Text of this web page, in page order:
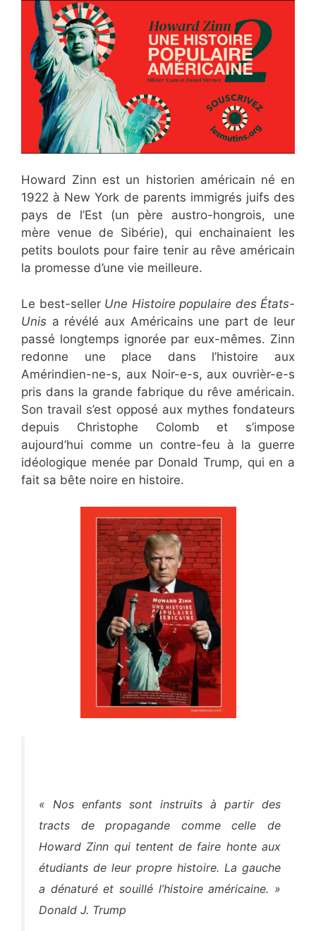
Howard Zinn est un historien américain né en
1922 à New York de parents immigrés juifs des
pays de l’Est (un père austro-hongrois, une
mère venue de Sibérie), qui enchainaient les
petits boulots pour faire tenir au rêve américain
la promesse d’une vie meilleure.
Le best-seller Une Histoire populaire des États-
Unis a révélé aux Américains une part de leur
passé longtemps ignorée par eux-mêmes. Zinn
redonne une place dans l’histoire aux
Amérindien-ne-s, aux Noir-e-s, aux ouvrièr-e-s
pris dans la grande fabrique du rêve américain.
Son travail s’est opposé aux mythes fondateurs
depuis Christophe Colomb et s’impose
aujourd’hui comme un contre-feu à la guerre
idéologique menée par Donald Trump, qui en a
fait sa bête noire en histoire.
« Nos enfants sont instruits à partir des
tracts depropagande comme celle de
Howard Zinn qui tentent de faire honte aux
étudiants de leur propre histoire. La gauche
a dénaturé et souillé l’histoire américaine. »
Donald J. Trump